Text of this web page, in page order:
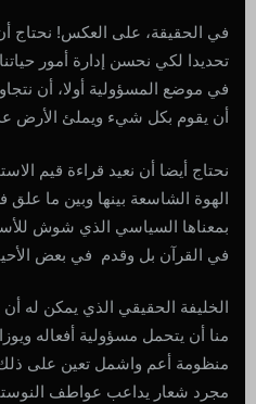
في الحقيقة، على العكس! نحتاج
تحديدا لكي نحسن إدارة أمور
في موضع المسؤولية أولا، أن
أن يقوم بكل شيء ويملئ الأرض
نحتاج أيضا أن نعيد قراءة قيم
الهوة الشاسعة بينها وبين ما علق
بمعناها السياسي الذي شوش
في القرآن بل وقدم في بعض
الخليفة الحقيقي الذي يمكن له أن
منا أن يتحمل مسؤولية أفعاله
منظومة أعم واشمل تعين على
مجرد شعار يداعب عواطف